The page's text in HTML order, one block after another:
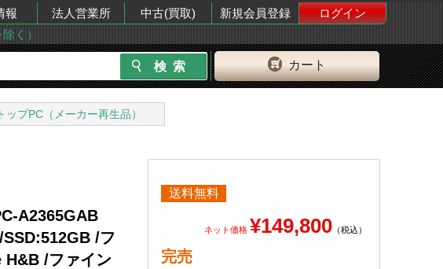
報 法人営業所 中古(買取) 新規会員登録
ログイン
く）
カート
ップPC（メーカー再生品）
A2365GAB
/フ
/ファイン
送料無料
ネット価格 ¥149,800 （税込）
完売